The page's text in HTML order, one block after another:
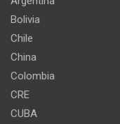
Bolivia
Chile
China
Colombia
CRE
CUBA